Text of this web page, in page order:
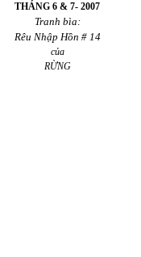
THÁNG 6 & 7- 2007
Tranh bìa:
Rêu Nhập Hồn # 14
của
RỪNG